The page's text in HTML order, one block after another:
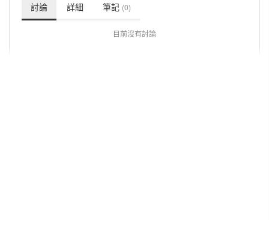
討論 詳細 筆記 (0)
目前沒有討論